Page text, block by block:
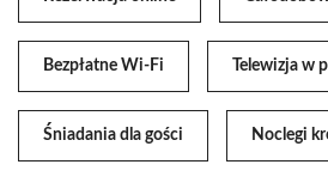
Bezpłatne Wi-Fi Telewizja w
Śniadania dla gości Noclegi